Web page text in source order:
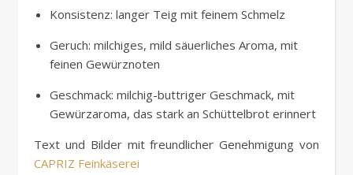
Konsistenz: langer Teig mit feinem Schmelz
Geruch: milchiges, mild säuerliches Aroma, mit
feinen Gewürznoten
Geschmack: milchig-buttriger Geschmack, mit
Gewürzaroma, das stark an Schüttelbrot erinnert
Text und Bilder mit freundlicher Genehmigung von
CAPRIZ Feinkäserei